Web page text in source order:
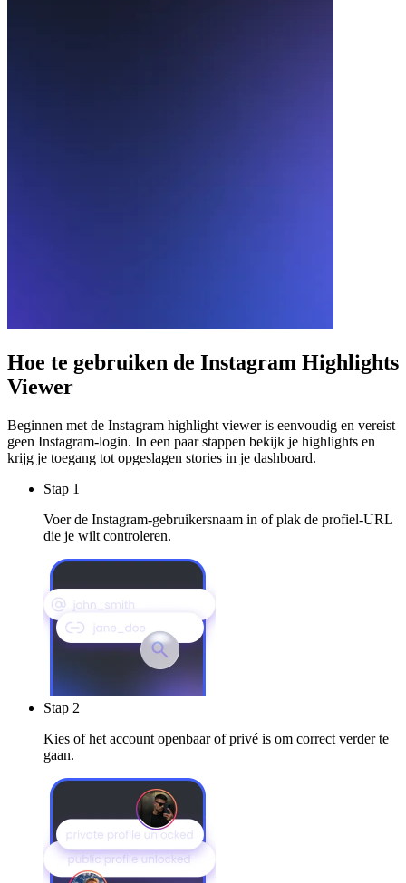
Hoe te gebruiken de Instagram Highlights
Viewer
Beginnen met de Instagram highlight viewer is eenvoudig en vereist
geen Instagram-login. In een paar stappen bekijk je highlights en
krijg je toegang tot opgeslagen stories in je dashboard.
Stap 1
Voer de Instagram-gebruikersnaam in of plak de profiel-URL
die je wilt controleren.
Stap 2
Kies of het account openbaar of privé is om correct verder te
gaan.